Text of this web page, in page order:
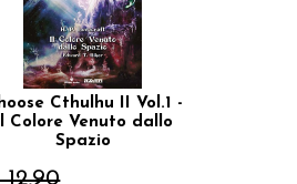
Cthulhu II Vol.1 -
Il Colore Venuto dallo
Spazio